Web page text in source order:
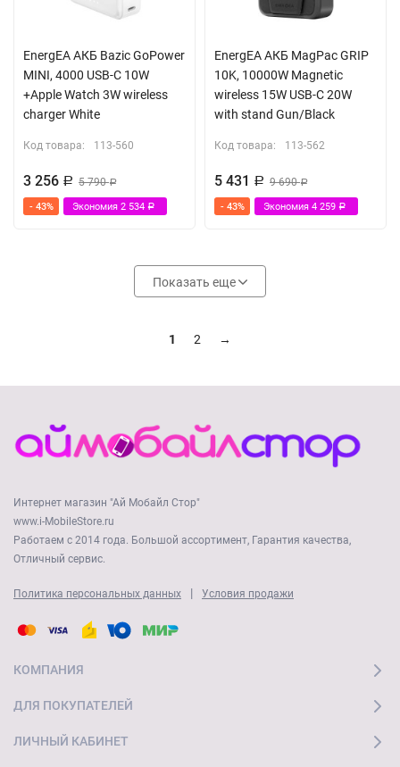
EnergEA АКБ Bazic GoPower
MINI, 4000 USB-C 10W
+Apple Watch 3W wireless
charger White
Код товара: 113-560
3 256 Р 5 790Р
- 43% Экономия 2 534 Р
EnergEA АКБ MagPac GRIP
10K, 10000W Magnetic
wireless 15W USB-C 20W
with stand Gun/Black
Код товара: 113-562
5 431 Р 9 690Р
- 43% Экономия 4 259 Р
Показать еще
1 2 →
Интернет магазин "Ай Мобайл Стор"
www.i-MobileStore.ru
Работаем с 2014 года. Большой ассортимент, Гарантия качества,
Отличный сервис.
Политика персональных данных | Условия продажи
КОМПАНИЯ
ДЛЯ ПОКУПАТЕЛЕЙ
ЛИЧНЫЙ КАБИНЕТ